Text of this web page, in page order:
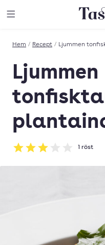
Till
Hem / Recept / Ljummen
Ljummen
Betyg: 3 av 5
1 röst